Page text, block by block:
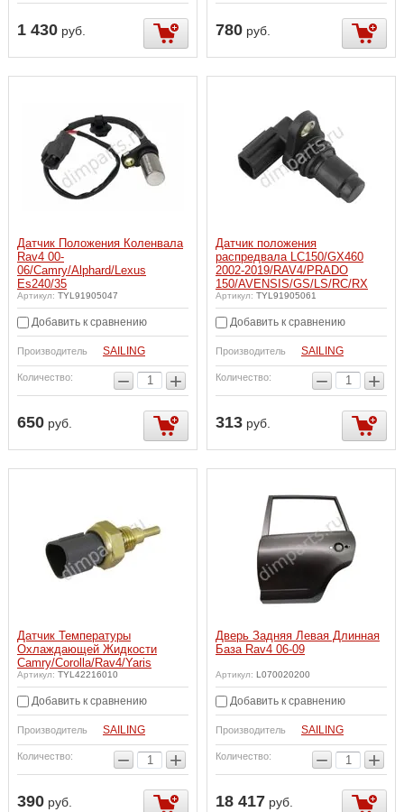
1 430 руб. 780 руб.
Датчик Положения Коленвала
Rav4 00-
06/Camry/Alphard/Lexus
Es240/35
Артикул: TYL91905047
Добавить к сравнению
Производитель SAILING
Количество: − +
650 руб.
Датчик положения
распредвала LC150/GX460
2002-2019/RAV4/PRADO
150/AVENSIS/GS/LS/RC/RX
Артикул: TYL91905061
Добавить к сравнению
Производитель SAILING
Количество: − +
313 руб.
Датчик Температуры
Охлаждающей Жидкости
Camry/Corolla/Rav4/Yaris
Артикул: TYL42216010
Добавить к сравнению
Производитель SAILING
Количество: − +
390 руб.
Дверь Задняя Левая Длинная
База Rav4 06-09
Артикул: L070020200
Добавить к сравнению
Производитель SAILING
Количество: − +
18 417 руб.